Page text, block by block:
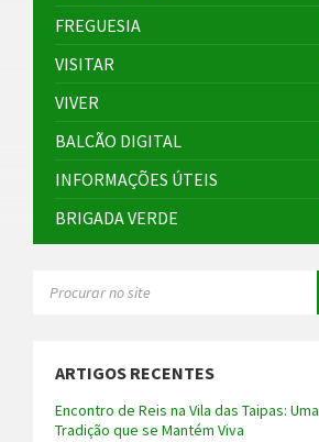
FREGUESIA
VISITAR
VIVER
BALCÃO DIGITAL
INFORMAÇÕES ÚTEIS
BRIGADA VERDE
ARTIGOS RECENTES
Encontro de Reis na Vila das Taipas: Uma
Tradição que se Mantém Viva